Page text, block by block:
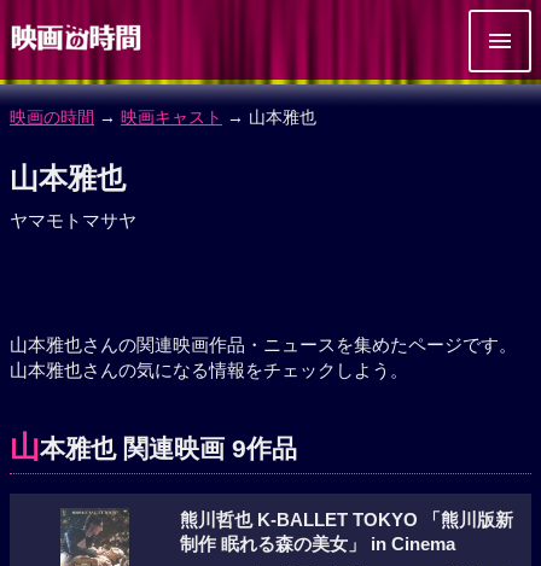
映画の時間 → 映画キャスト → 山本雅也
山本雅也
ヤマモトマサヤ
山本雅也さんの関連映画作品・ニュースを集めたページです。
山本雅也さんの気になる情報をチェックしよう。
山本雅也 関連映画 9作品
熊川哲也 K-BALLET TOKYO 「熊川版新
制作 眠れる森の美女」 in Cinema